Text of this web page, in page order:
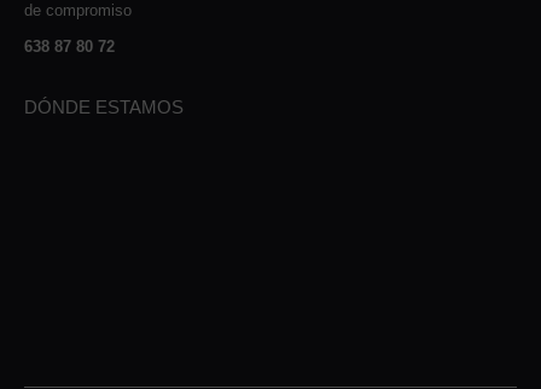
de compromiso
638 87 80 72
DÓNDE ESTAMOS